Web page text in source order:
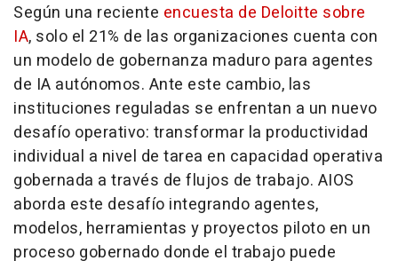
Según una reciente encuesta de Deloitte sobre
IA, solo el 21% de las organizaciones cuenta con
un modelo de gobernanza maduro para agentes
de IA autónomos. Ante este cambio, las
instituciones reguladas se enfrentan a un nuevo
desafío operativo: transformar la productividad
individual a nivel de tarea en capacidad operativa
gobernada a través de flujos de trabajo. AIOS
aborda este desafío integrando agentes,
modelos, herramientas y proyectos piloto en un
proceso gobernado donde el trabajo puede